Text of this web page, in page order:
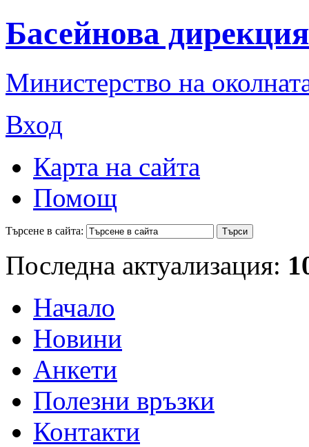
Басейнова
Министерство на
Вход
Карта на сайта
Помощ
Търсене в сайта:
Последна актуализация:
Начало
Новини
Анкети
Полезни връзки
Контакти